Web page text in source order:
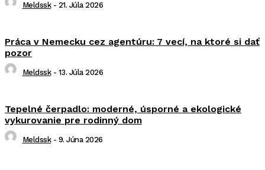
Meldssk - 21. Júla 2026
Práca v Nemecku cez agentúru: 7 vecí, na ktoré si dať
pozor
Meldssk - 13. Júla 2026
Tepelné čerpadlo: moderné, úsporné a ekologické
vykurovanie pre rodinný dom
Meldssk - 9. Júna 2026